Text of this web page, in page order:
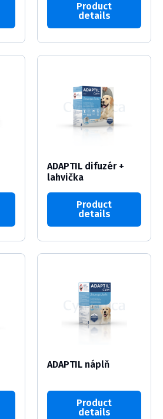
Product
details
ADAPTIL difuzér +
lahvička
Product
details
ADAPTIL náplň
Product
details